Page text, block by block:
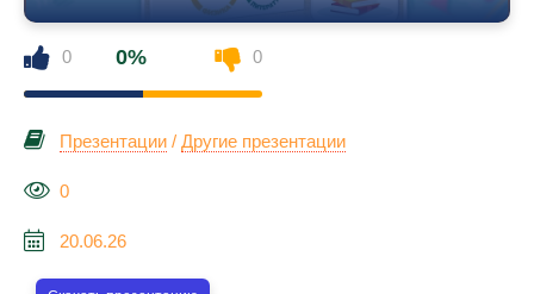
0 0% 0
Презентации / Другие презентации
0
20.06.26